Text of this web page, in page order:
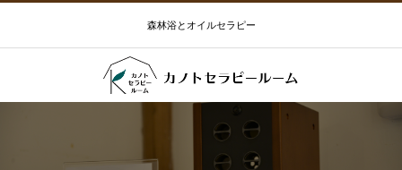
森林浴とオイルセラピー